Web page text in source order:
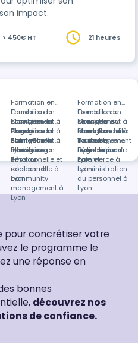
impact.
> 450€ HT 21 heures
Formation en
Conduite du
changement à
Angers
Formation en
Conduite du
changement à
Mordelles
Formation en
Conduite du
changement à
Saint-Chef
Formation en
Conduite du
changement à
Toulouse
Formation en
Conduite du
changement à
Strasbourg
Formations
dans Conduite
du changement
à distance
Formation en
Formation à
Lyon
Formation en
Vente et
négociation à
Lyon
Formation en
Intelligence
émotionnelle et
relationnelle à
Lyon
Formation en
Dynamique de
commerce à
Lyon
Formation en
Réseaux
sociaux et
community
management à
Lyon
Formation en
Paie et
administration
du personnel à
Lyon
concrétiser votre
le programme le
une réponse en
bonnes
découvrez nos
de confiance.